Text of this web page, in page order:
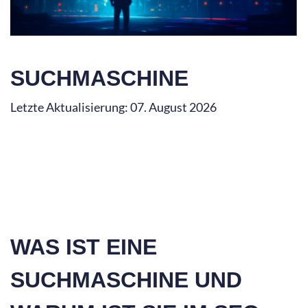
SUCHMASCHINE
Letzte Aktualisierung: 07. August 2026
WAS IST EINE
SUCHMASCHINE UND